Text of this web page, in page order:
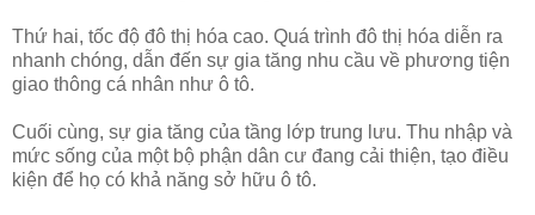
Thứ hai, tốc độ đô thị hóa cao. Quá trình đô thị hóa diễn ra
nhanh chóng, dẫn đến sự gia tăng nhu cầu về phương tiện
giao thông cá nhân như ô tô.
Cuối cùng, sự gia tăng của tầng lớp trung lưu. Thu nhập và
mức sống của một bộ phận dân cư đang cải thiện, tạo điều
kiện để họ có khả năng sở hữu ô tô.